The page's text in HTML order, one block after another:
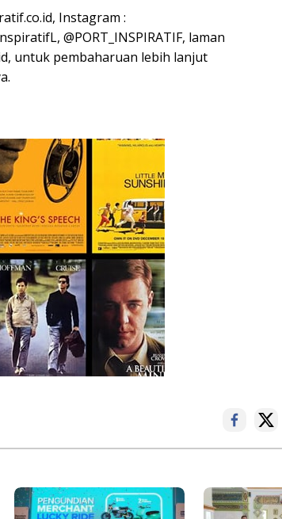
Instagram :
@PORT_INSPIRATIF, laman
untuk pembaharuan lebih lanjut